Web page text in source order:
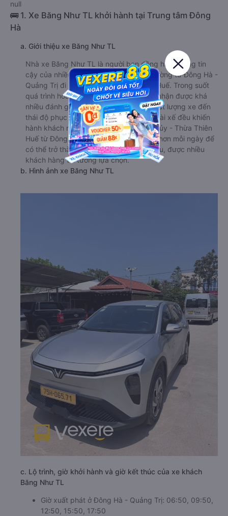
null
🚌 1. Xe Băng Như TL khởi hành tại Trung tâm Đông
Hà
a. Giới thiệu xe Băng Như TL
Nhà xe Băng Như TL là người bạn đồng hành đáng tin
cậy của nhiều hành khách trên tuyến đường từ Đông Hà -
Quảng Trị đi Hương Thủy - Thừa Thiên Huế. Trong suốt
quá trình hoàn thiện dịch vụ, nhà xe đã nhận được khá
nhiều đánh giá tốt từ hành khách. Từ chất lượng xe đến
thái độ phục vụ tận tâm của nhân viên, tài xế đều khiến
hành khách rất hài lòng. Xe đi Hương Thủy - Thừa Thiên
Huế từ Đông Hà - Quảng Trị luôn nỗ lực hơn mỗi ngày để
có thể trở thành hãng xe khách hàng đầu, được nhiều
khách hàng tin tưởng lựa chọn.
b. Hình ảnh xe Băng Như TL
c. Lộ trình, giờ khởi hành và giờ kết thúc của xe khách
Băng Như TL
Giờ xuất phát ở Đông Hà - Quảng Trị: 06:50, 09:50,
12:50, 15:50, 17:50